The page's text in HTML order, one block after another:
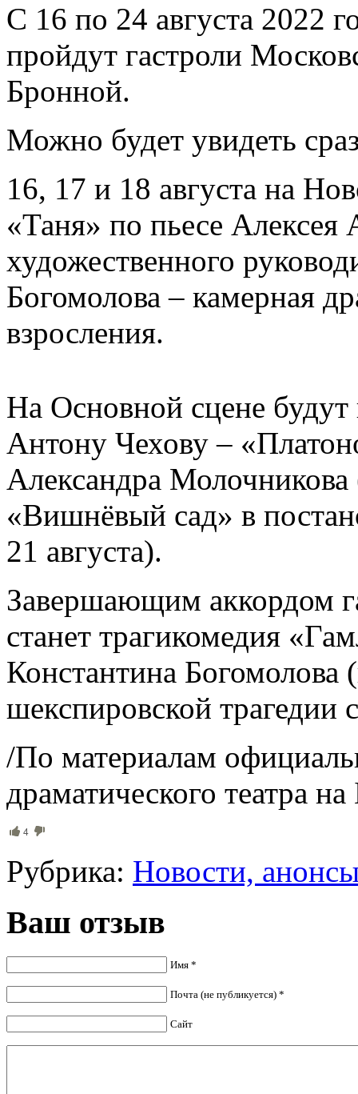
С 16 по 24 августа 2022
пройдут гастроли
Бронной.
Можно будет увидеть
16, 17 и 18 августа на
«Таня» по пьесе Алексея
художественного
Богомолова – камерная
взросления.
На Основной сцене будут
Антону Чехову –
Александра Молочникова
«Вишнёвый сад» в
21 августа).
Завершающим аккордом
станет трагикомедия
Константина Богомолова
шекспировской трагедии
/По материалам
драматического театра
4
Рубрика: Новости,
Ваш отзыв
Имя *
Почта (не публикуется) *
Сайт